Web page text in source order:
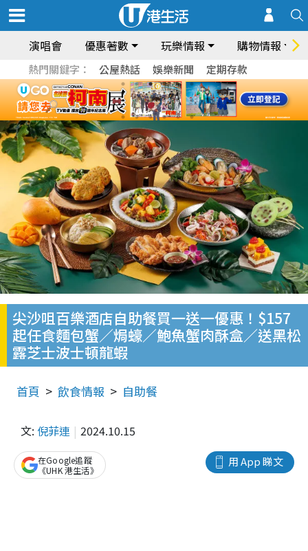
演唱會 優惠著數 玩樂情報 購物情報
熱門關鍵字： 公屋熱話 娛樂新聞 定期存款
尖沙咀百樂酒店自助餐買一送一優惠！$157
起任食麵包蟹／焗蠔／鮑魚蟹肉酥盒／送黑松
露芝士波士頓龍蝦
首頁 飲食情報 自助餐
文: 倪菲連 2024.10.15
用 App 睇文
在Google追蹤
《UHK 港生活》